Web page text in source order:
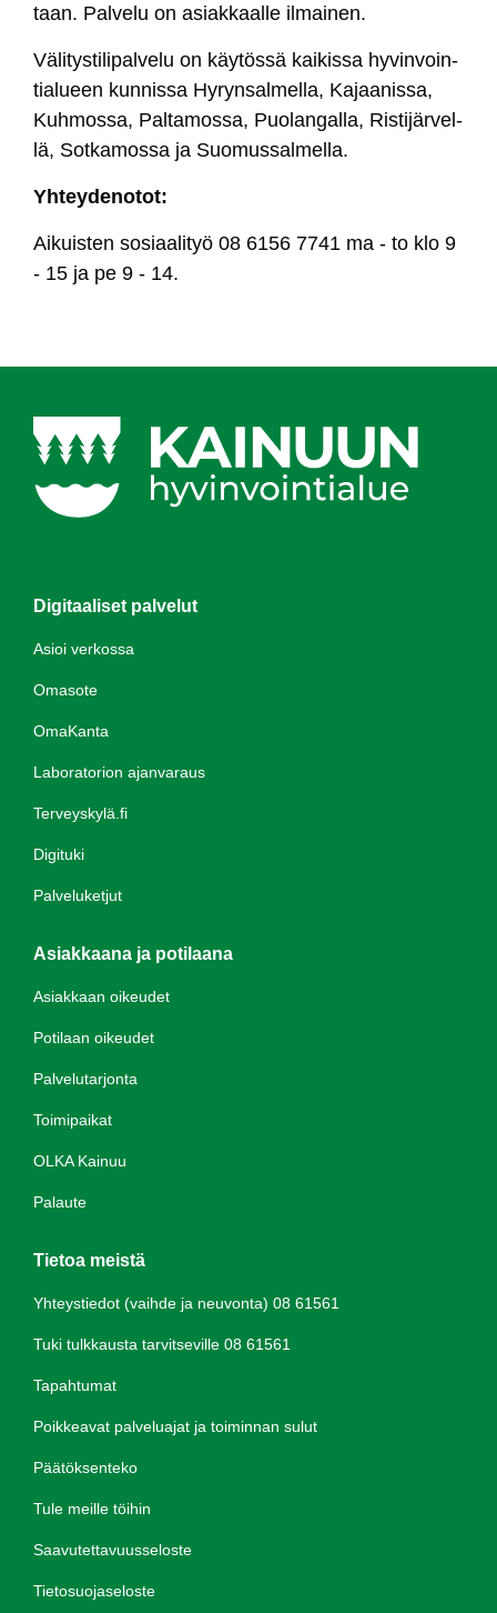
taan. Pal­ve­lu on asiak­kaal­le il­mai­nen.
Vä­li­tys­ti­li­pal­ve­lu on käy­tös­sä kai­kis­sa hy­vin­voin­
tia­lueen kun­nis­sa Hy­ryn­sal­mel­la, Ka­jaa­nis­sa,
Kuh­mos­sa, Pal­ta­mos­sa, Puo­lan­gal­la, Ris­ti­jär­vel­
lä, Sot­ka­mos­sa ja Suo­mus­sal­mel­la.
Yh­tey­de­no­tot:
Ai­kuis­ten so­siaa­li­työ 08 6156 7741 ma - to klo 9
- 15 ja pe 9 - 14.
Digitaaliset palvelut
Asioi verkossa
Omasote
OmaKanta
Laboratorion ajanvaraus
Terveyskylä.fi
Digituki
Palveluketjut
Asiakkaana ja potilaana
Asiakkaan oikeudet
Potilaan oikeudet
Palvelutarjonta
Toimipaikat
OLKA Kainuu
Palaute
Tietoa meistä
Yhteystiedot (vaihde ja neuvonta) 08 61561
Tuki tulkkausta tarvitseville 08 61561
Tapahtumat
Poikkeavat palveluajat ja toiminnan sulut
Päätöksenteko
Tule meille töihin
Saavutettavuusseloste
Tietosuojaseloste